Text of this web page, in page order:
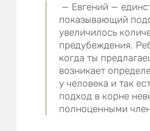
— Евгений —
показывающий
увеличилось
предубеждения.
когда ты
возникает
у человека и так
подход в корне
полноценными